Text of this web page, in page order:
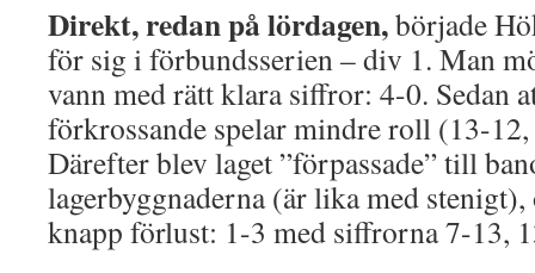
Direkt, redan på lördagen,började
för sig i förbundsserien – div 1. Man
vann med rätt klara siffror: 4-0. Sedan
förkrossande spelar mindre roll (13-
Därefter blev laget ”förpassade” till
lagerbyggnaderna (är lika med
knapp förlust: 1-3 med siffrorna 7-13,